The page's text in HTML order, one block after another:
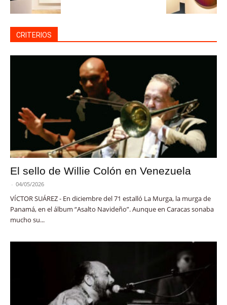
CRITERIOS
El sello de Willie Colón en Venezuela
- 04/05/2026
VÍCTOR SUÁREZ - En diciembre del 71 estalló La Murga, la murga de
Panamá, en el álbum “Asalto Navideño”. Aunque en Caracas sonaba
mucho su...